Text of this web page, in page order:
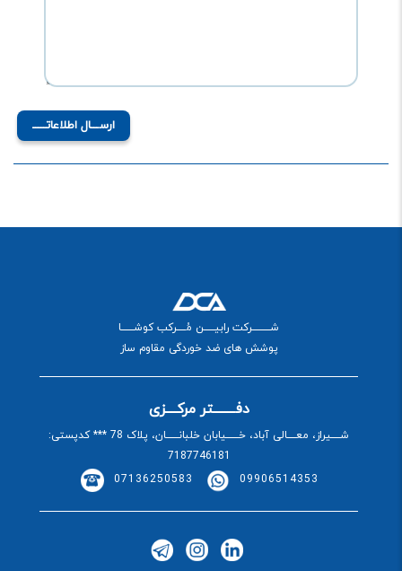
ارســـال اطلاعاتـــــ
شــــــــــرکت رابیــــــن مُـــــرکب کوشـــــــا
پوشش های ضد خوردگی مقاوم ساز
دفــــــــتر مرکــــزی
شـــــیراز، معـــــالی آباد، خـــــــیابان خلبانـــــــان، پلاک 78 *** کدپستی:
7187746181
07136250583
09906514353